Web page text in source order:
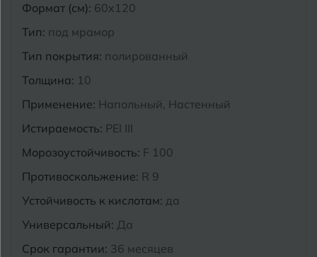
Формат (см): 60x120
Тип: под мрамор
Тип покрытия: полированный
Толщина: 10
Применение: Напольный, Настенный
Истираемость: PEI III
Морозоустойчивость: F 100
Противоскольжение: R 9
Устойчивость к кислотам: да
Универсальный: Да
Срок гарантии: 36 месяцев
Муром